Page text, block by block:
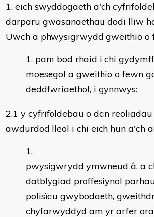
​1. eich swyddogaeth a'ch
darparu gwasanaethau dodi lliw
Uwch a phwysigrwydd gweithio o
pam bod rhaid i chi
moesegol a gweithio o fewn
deddfwriaethol, i gynnwys:
2.1 y cyfrifoldebau o dan
awdurdod lleol i chi eich hun a'ch
pwysigwrydd ymwneud â, a
datblygiad proffesiynol
polisïau gwybodaeth,
chyfarwyddyd am yr arfer